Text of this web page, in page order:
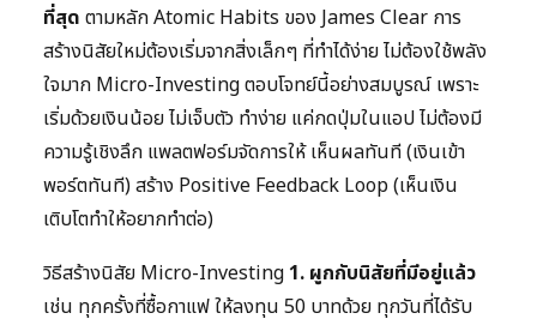
ที่สุด ตามหลัก Atomic Habits ของ James Clear การ
สร้างนิสัยใหม่ต้องเริ่มจากสิ่งเล็กๆ ที่ทำได้ง่าย ไม่ต้องใช้พลัง
ใจมาก Micro-Investing ตอบโจทย์นี้อย่างสมบูรณ์ เพราะ
เริ่มด้วยเงินน้อย ไม่เจ็บตัว ทำง่าย แค่กดปุ่มในแอป ไม่ต้องมี
ความรู้เชิงลึก แพลตฟอร์มจัดการให้ เห็นผลทันที (เงินเข้า
พอร์ตทันที) สร้าง Positive Feedback Loop (เห็นเงิน
เติบโตทำให้อยากทำต่อ)
วิธีสร้างนิสัย Micro-Investing 1. ผูกกับนิสัยที่มีอยู่แล้ว
เช่น ทุกครั้งที่ซื้อกาแฟ ให้ลงทุน 50 บาทด้วย ทุกวันที่ได้รับ